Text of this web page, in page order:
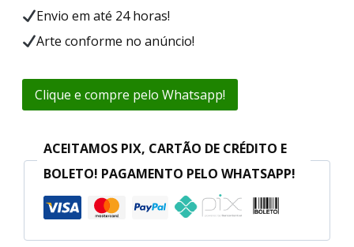
Envio em até 24 horas!
Arte conforme no anúncio!
Clique e compre pelo Whatsapp!
ACEITAMOS PIX, CARTÃO DE CRÉDITO E
BOLETO! PAGAMENTO PELO WHATSAPP!